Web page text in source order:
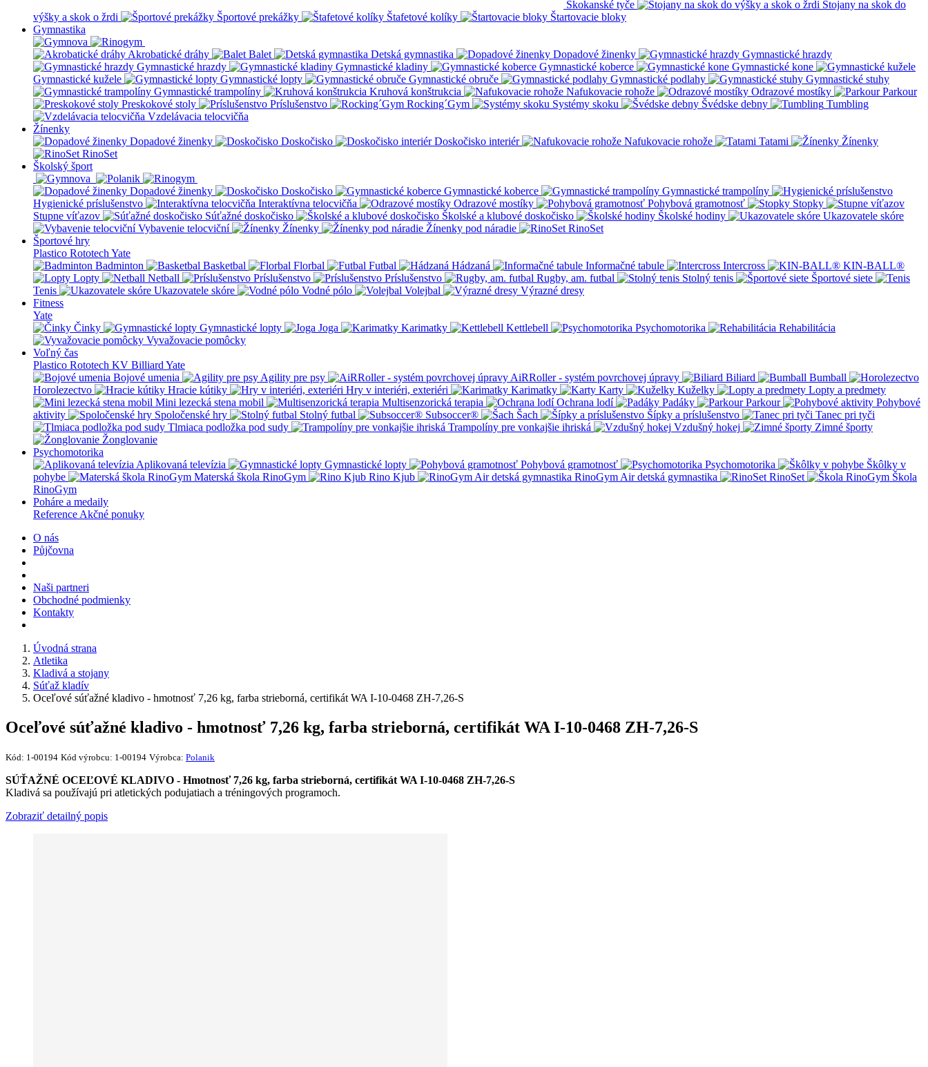
Skokanské tyče
Stojany na skok do
výšky a skok o žrdi
Športové prekážky Štafetové kolíky
Štartovacie bloky
Gymnastika
Akrobatické dráhy Balet Detská gymnastika Dopadové žinenky
Gymnastické hrazdy
Gymnastické hrazdy
Gymnastické kladiny Gymnastické koberce
Gymnastické kone
Gymnastické kužele
Gymnastické lopty Gymnastické obruče Gymnastické podlahy
Gymnastické stuhy
Gymnastické trampolíny
Kruhová konštrukcia Nafukovacie rohože Odrazové mostíky
Parkour
Preskokové stoly
Príslušenstvo Rocking´Gym Systémy skoku Švédske debny
Tumbling
Vzdelávacia telocvičňa
Žínenky
Dopadové žinenky
Doskočisko Doskočisko interiér Nafukovacie rohože Tatami
Žínenky
RinoSet
Školský šport
Dopadové žinenky Doskočisko Gymnastické koberce
Gymnastické trampolíny
Hygienické príslušenstvo
Interaktívna telocvičňa Odrazové mostíky Pohybová gramotnosť
Stopky
Stupne víťazov
Súťažné doskočisko Školské a klubové doskočisko Školské hodiny
Ukazovatele skóre
Vybavenie telocviční
Žínenky Žínenky pod náradie
RinoSet
Športové hry
Plastico Rototech Yate
Badminton
Basketbal Florbal Futbal Hádzaná Informačné tabule Intercross
KIN-BALL®
Lopty
Netball Príslušenstvo Príslušenstvo Rugby, am. futbal Stolný tenis
Športové siete
Tenis
Ukazovatele skóre Vodné pólo Volejbal
Výrazné dresy
Fitness
Yate
Činky
Gymnastické lopty Joga Karimatky Kettlebell Psychomotorika
Rehabilitácia
Vyvažovacie pomôcky
Voľný čas
Plastico Rototech KV Billiard Yate
Bojové umenia
Agility pre psy AiRRoller - systém povrchovej úpravy Biliard
Bumball
Horolezectvo
Hracie kútiky Hry v interiéri, exteriéri Karimatky Karty Kuželky
Lopty a predmety
Mini lezecká stena mobil
Multisenzorická terapia Ochrana lodí Padáky Parkour
Pohybové
aktivity
Spoločenské hry Stolný futbal Subsoccer® Šach Šípky a príslušenstvo
Tanec pri tyči
Tlmiaca podložka pod sudy
Trampolíny pre vonkajšie ihriská Vzdušný hokej
Zimné športy
Žonglovanie
Psychomotorika
Aplikovaná televízia
Gymnastické lopty Pohybová gramotnosť Psychomotorika
Škôlky v
pohybe
Materská škola RinoGym Rino Kjub RinoGym Air detská gymnastika RinoSet
Škola
RinoGym
Poháre a medaily
Reference Akčné ponuky
O nás
Půjčovna
Naši partneri
Obchodné podmienky
Kontakty
Úvodná strana
Atletika
Kladivá a stojany
Súťaž kladív
Oceľové súťažné kladivo - hmotnosť 7,26 kg, farba strieborná, certifikát WA I-10-0468 ZH-7,26-S
Oceľové súťažné kladivo - hmotnosť 7,26 kg, farba strieborná, certifikát WA I-10-0468 ZH-7,26-S
Kód: 1-00194 Kód výrobcu: 1-00194 Výrobca: Polanik
SÚŤAŽNÉ OCEĽOVÉ KLADIVO​ - Hmotnosť 7,26 kg, farba strieborná, certifikát WA I-10-0468 ZH-7,26-S​
Kladivá sa používajú pri atletických podujatiach a tréningových programoch.
Zobraziť detailný popis